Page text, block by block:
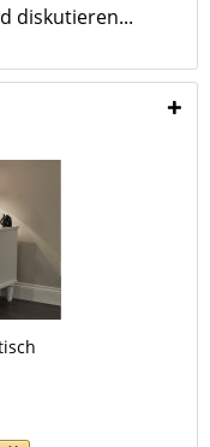
diskutieren...